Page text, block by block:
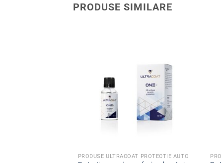
PRODUSE SIMILARE
PRODUSE ULTRACOAT PROTECTIE AUTO